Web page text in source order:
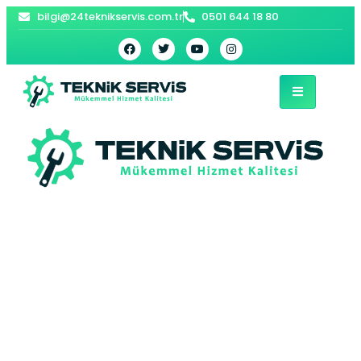
bilgi@24teknikservis.com.tr 0501 644 18 80